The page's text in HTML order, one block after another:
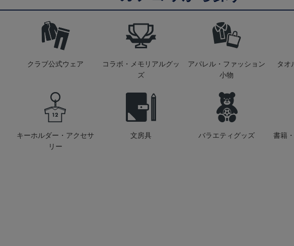
クラブ公式ウェア
コラボ・メモリアルグッ
ズ
アパレル・ファッション
小物
タオ
キーホルダー・アクセサ
リー
文房具 バラエティグッズ 書籍